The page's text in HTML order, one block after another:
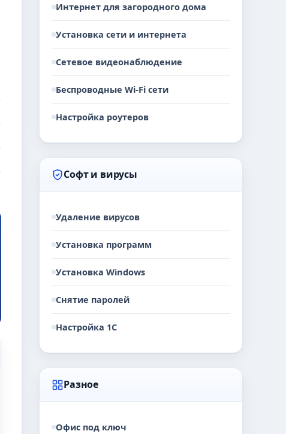
Интернет для загородного дома
Установка сети и интернета
Сетевое видеонаблюдение
Беспроводные Wi-Fi сети
Настройка роутеров
Софт и вирусы
Удаление вирусов
Установка программ
Установка Windows
Снятие паролей
Настройка 1С
Разное
Офис под ключ